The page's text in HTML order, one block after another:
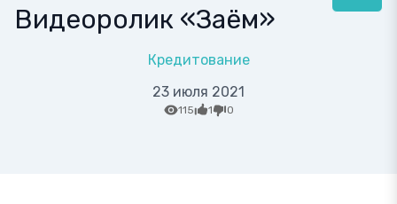
Видеоролик «Заём»
Кредитование
23 июля 2021
115 1 0